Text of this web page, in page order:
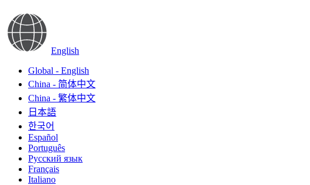
English
Global - English
China - 简体中文
China - 繁体中文
日本語
한국어
Español
Português
Русский язык
Français
Italiano